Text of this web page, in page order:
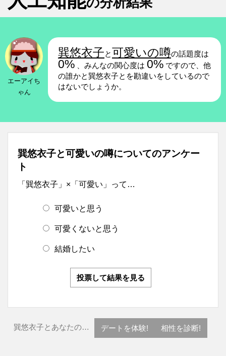
エーアイち
ゃん
巽悠衣子と可愛いの噂の話題度は
0% 、みんなの関心度は 0% ですので、他
の誰かと巽悠衣子とを勘違いをしているので
はないでしょうか。
巽悠衣子と可愛いの噂についてのアンケー
ト
「巽悠衣子」×「可愛い」って…
可愛いと思う
可愛くないと思う
結婚したい
投票して結果を見る
巽悠衣子とあなたの… デートを体験! 相性を診断!